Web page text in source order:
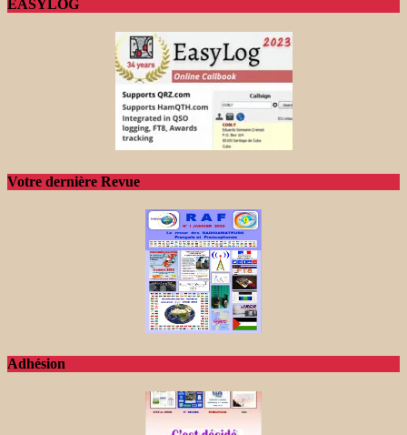
EASYLOG
Votre dernière Revue
Adhésion